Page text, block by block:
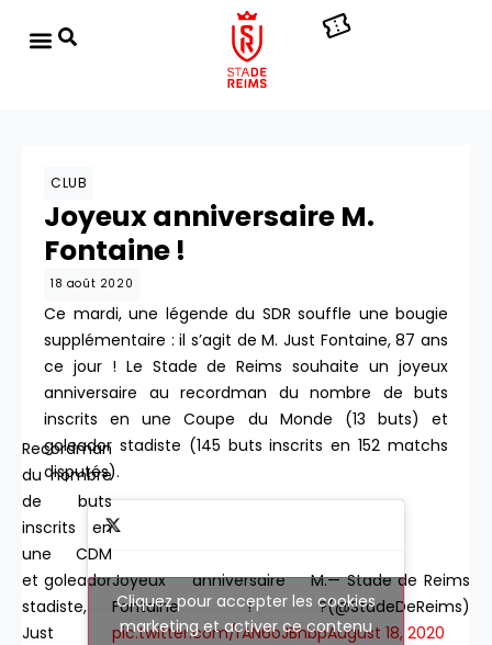
CLUB
Joyeux anniversaire M.
Fontaine !
18 août 2020
Ce mardi, une légende du SDR souffle une bougie
supplémentaire : il s’agit de M. Just Fontaine, 87 ans
ce jour ! Le Stade de Reims souhaite un joyeux
anniversaire au recordman du nombre de buts
inscrits en une Coupe du Monde (13 buts) et
goleador stadiste (145 buts inscrits en 152 matchs
disputés).
Recordman
du nombre
de buts
inscrits en
une CDM
et goleador
stadiste,
Just
Joyeux anniversaire M.
Fontaine ! ?
pic.twitter.com/rAN6oJBhbp
— Stade de Reims
(@StadeDeReims)
August 18, 2020
Cliquez pour accepter les cookies
marketing et activer ce contenu